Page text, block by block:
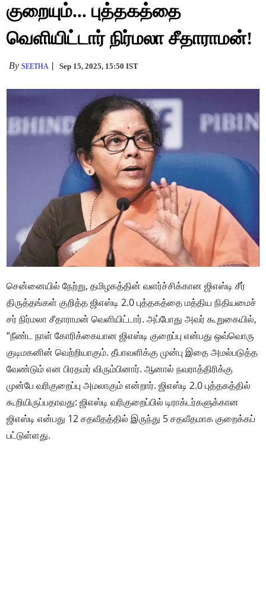
குறையும்... புத்தகத்தை
வெளியிட்டார் நிர்மலா சீதாராமன்!
BySEETHA Sep 15, 2025, 15:50 IST
சென்னையில் நேற்று, தமிழகத்​தின் வளர்ச்​சிக்​கான ஜிஎஸ்டி சீர்​
திருத்​தங்​கள் குறித்த ஜிஎஸ்டி 2.0 புத்​தகத்தை மத்​திய நிதி​யமைச்​
சர் நிர்​மலா சீதா​ராமன் வெளி​யிட்​டார். அப்​போது அவர் கூறுகையில்,
“நீண்ட நாள் கோரிக்​கை​யான ஜிஎஸ்டி குறைப்பு என்​பது ஒவ்​வொரு
குடிமக​னின் வெற்​றி​யாகும். தீபாவளிக்கு முன்பு இதை அமல்​படுத்த
வேண்​டும் என பிரதமர் விரும்​பி​னார். ஆனால் நவராத்​திரிக்கு
முன்பே வரி​குறைப்பு அமலாகும் என்​றார். ஜிஎஸ்டி 2.0 புத்​தகத்​தில்
கூறி​யிருப்​ப​தாவது: ஜிஎஸ்டி வரி​குறைப்​பில் டிராக்​டர்​களுக்​கான
ஜிஎஸ்டி என்​பது 12 சதவீதத்​தில் இருந்து 5 சதவீத​மாக குறைக்​கப்​
பட்​டுள்​ளது.